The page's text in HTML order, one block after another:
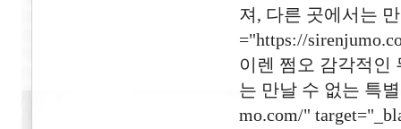
져, 다른 곳에서는
="https://
이렌 쩜오 감각적인
는 만날 수 없는 특
mo.com/"